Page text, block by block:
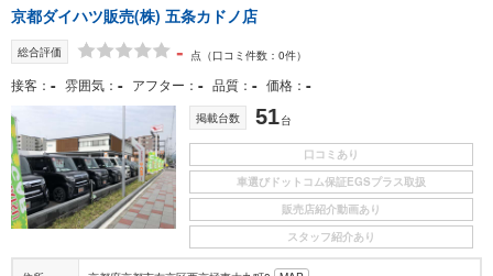
京都ダイハツ販売(株) 五条カドノ店
総合評価 - 点 （口コミ件数：0件）
接客 - 雰囲気 - アフター - 品質 - 価格 -
掲載台数 51台
口コミあり
車選びドットコム保証EGSプラス取扱
販売店紹介動画あり
スタッフ紹介あり